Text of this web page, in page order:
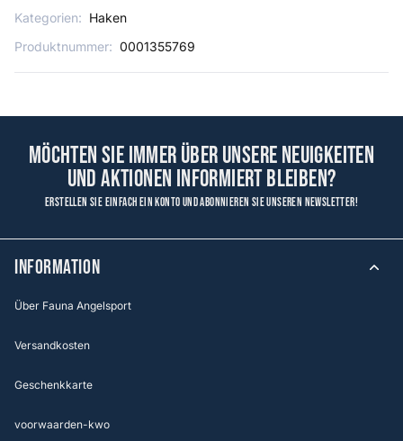
Kategorien: Haken
Produktnummer: 0001355769
Möchten Sie immer über unsere Neuigkeiten
und Aktionen informiert bleiben?
Erstellen Sie einfach ein Konto und abonnieren Sie unseren Newsletter!
Information
Über Fauna Angelsport
Versandkosten
Geschenkkarte
voorwaarden-kwo